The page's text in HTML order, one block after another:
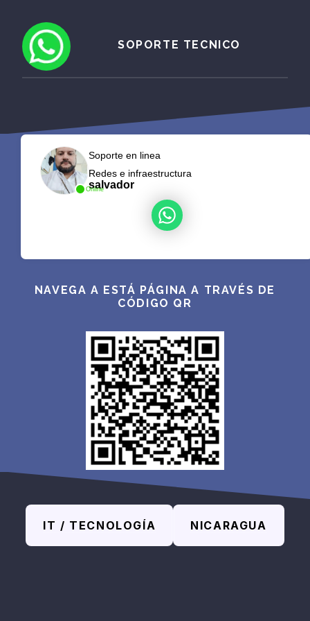
SOPORTE TECNICO
Online
Soporte en linea
Redes e infraestructura
salvador
NAVEGA A ESTÁ PÁGINA A TRAVÉS DE
CÓDIGO QR
IT / TECNOLOGÍA NICARAGUA